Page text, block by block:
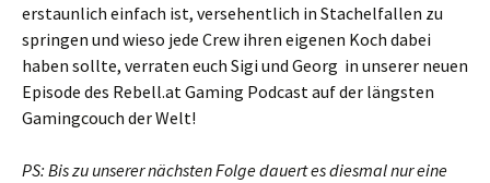
erstaunlich einfach ist, versehentlich in Stachelfallen zu
springen und wieso jede Crew ihren eigenen Koch dabei
haben sollte, verraten euch Sigi und Georg in unserer neuen
Episode des Rebell.at Gaming Podcast auf der längsten
Gamingcouch der Welt!
PS: Bis zu unserer nächsten Folge dauert es diesmal nur eine